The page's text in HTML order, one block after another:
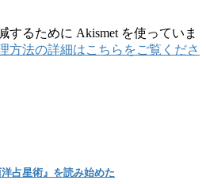
するために Akismet を使っていま
方法の詳細はこちらをご覧くださ
占星術』を読み始めた